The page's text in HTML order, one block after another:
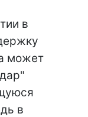
в
может
в